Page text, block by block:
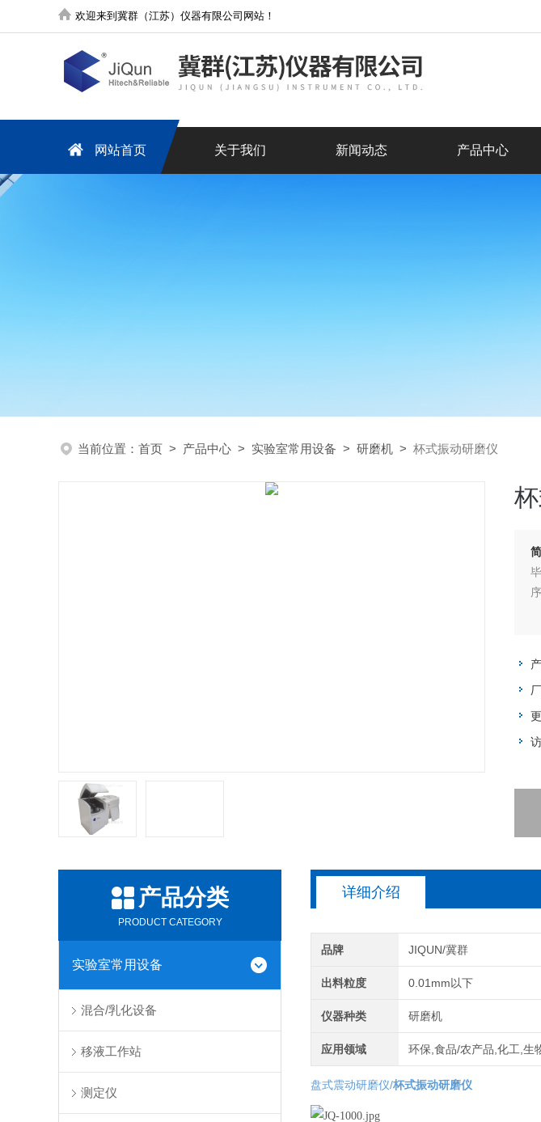
欢迎来到冀群（江苏）仪器有限公司网站！
网站首页 关于我们 新闻动态 产品中心
当前位置： 首页 > 产品中心 > 实验室常用设备 > 研磨机 > 杯式振动研磨仪
产品分类
PRODUCT CATEGORY
实验室常用设备
混合/乳化设备
移液工作站
测定仪
详细介绍
品牌 JIQUN/冀群
出料粒度 0.01mm以下
仪器种类 研磨机
应用领域 环保,食品/农产品,化工,生
盘式震动研磨仪/杯式振动研磨仪